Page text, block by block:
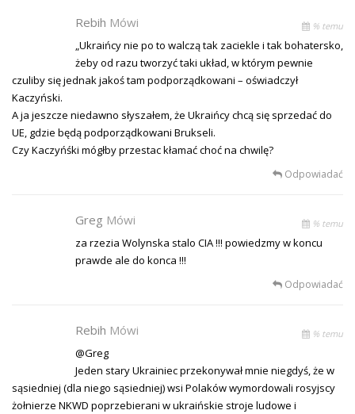
Rebih Mówi % temu
„Ukraińcy nie po to walczą tak zaciekle i tak bohatersko,
żeby od razu tworzyć taki układ, w którym pewnie
czuliby się jednak jakoś tam podporządkowani – oświadczył
Kaczyński.
A ja jeszcze niedawno słyszałem, że Ukraińcy chcą się sprzedać do
UE, gdzie będą podporządkowani Brukseli.
Czy Kaczyńśki mógłby przestac kłamać choć na chwilę?
Odpowiadać
Greg Mówi % temu
za rzezia Wolynska stalo CIA !!! powiedzmy w koncu
prawde ale do konca !!!
Odpowiadać
Rebih Mówi % temu
@Greg
Jeden stary Ukrainiec przekonywał mnie niegdyś, że w
sąsiedniej (dla niego sąsiedniej) wsi Polaków wymordowali rosyjscy
żołnierze NKWD poprzebierani w ukraińskie stroje ludowe i